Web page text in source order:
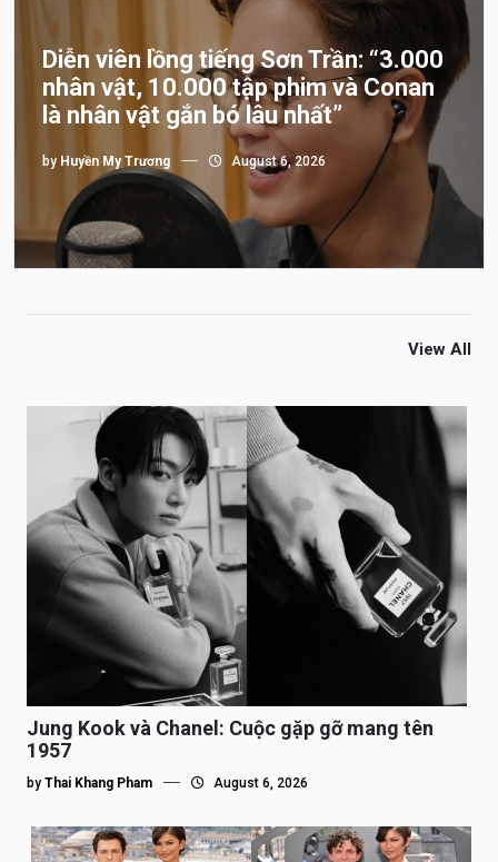
Diễn viên lồng tiếng Sơn Trần: “3.000
nhân vật, 10.000 tập phim và Conan
là nhân vật gắn bó lâu nhất”
by Huyền My Trương August 6, 2026
View All
Jung Kook và Chanel: Cuộc gặp gỡ mang tên
1957
by Thai Khang Pham August 6, 2026